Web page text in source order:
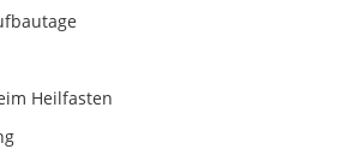
Heilfasten